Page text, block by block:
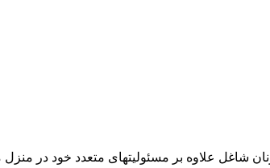
علاوه بر مسئولیتهای متعدد خود در